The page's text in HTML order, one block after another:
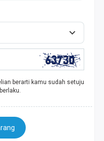
berarti kamu sudah setuju